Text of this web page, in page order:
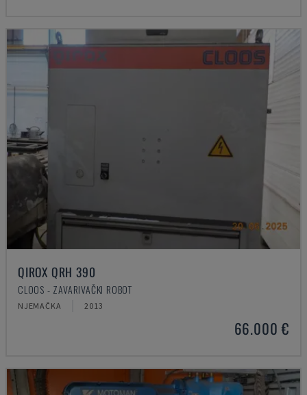
QIROX QRH 390
CLOOS - ZAVARIVAČKI ROBOT
NJEMAČKA 2013
66.000 €